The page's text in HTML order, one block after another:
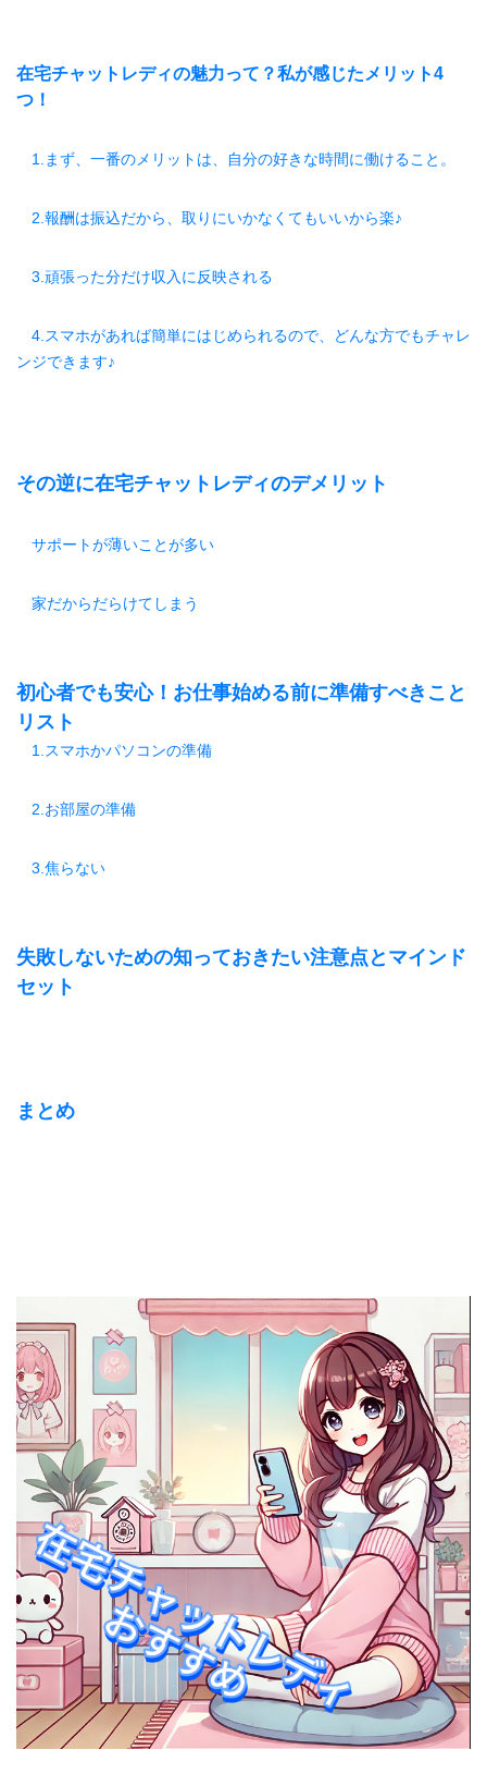
在宅チャットレディの魅力って？私が感じたメリット4
つ！
1.まず、一番のメリットは、自分の好きな時間に働けること。
2.報酬は振込だから、取りにいかなくてもいいから楽♪
3.頑張った分だけ収入に反映される
4.スマホがあれば簡単にはじめられるので、どんな方でもチャレ
ンジできます♪
その逆に在宅チャットレディのデメリット
サポートが薄いことが多い
家だからだらけてしまう
初心者でも安心！お仕事始める前に準備すべきこと
リスト
1.スマホかパソコンの準備
2.お部屋の準備
3.焦らない
失敗しないための知っておきたい注意点とマインド
セット
まとめ